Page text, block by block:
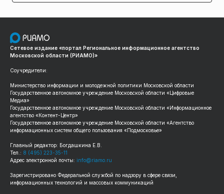
Сетевое издание «портал Региональное информационное агентство
Московской области (РИАМО)»
Соучредители:
Министерство информации и молодежной политики Московской области
Государственное автономное учреждение Московской области «Цифровые
Медиа»
Государственное автономное учреждение Московской области «Информационное
агентство «Контент-Центр»
Государственное автономное учреждение Московской области «Агентство
информационных систем общего пользования «Подмосковье»
Главный редактор: Богдашкина Е.В.
Тел.: 8 (495) 223-35-11
Адрес электронной почты: info@riamo.ru
Зарегистрировано Федеральной службой по надзору в сфере связи,
информационных технологий и массовых коммуникаций